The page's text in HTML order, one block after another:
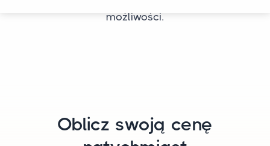
możliwości.
Oblicz swoją cenę